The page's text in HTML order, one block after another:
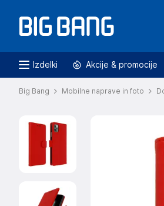
Izdelki Akcije & promocije
Big Bang Mobilne naprave in foto